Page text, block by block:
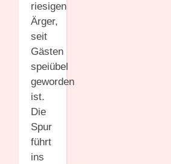
riesigen
Ärger,
seit
Gästen
speiübel
geworden
ist.
Die
Spur
führt
ins